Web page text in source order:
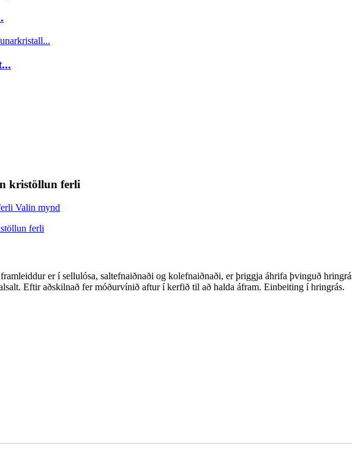
kristöllun ferli
er í sellulósa, saltefnaiðnaði og kolefnaiðnaði, er þriggja áhrifa þvinguð
Eftir aðskilnað fer móðurvínið aftur í kerfið til að halda áfram. Einbeiting í hringrás.